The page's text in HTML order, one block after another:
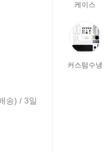
송) / 3일
케이스
커스텀수냉